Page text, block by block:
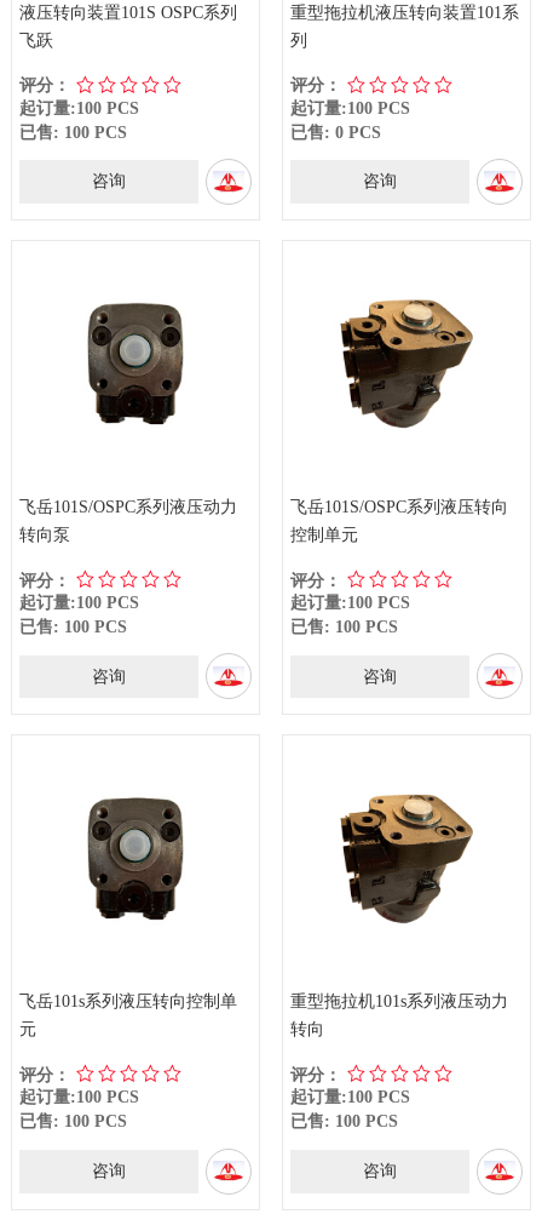
液压转向装置101S OSPC系列
飞跃
评分：
起订量:100 PCS
已售: 100 PCS
咨询
重型拖拉机液压转向装置101系
列
评分：
起订量:100 PCS
已售: 0 PCS
咨询
飞岳101S/OSPC系列液压动力
转向泵
评分：
起订量:100 PCS
已售: 100 PCS
咨询
飞岳101S/OSPC系列液压转向
控制单元
评分：
起订量:100 PCS
已售: 100 PCS
咨询
飞岳101s系列液压转向控制单
元
评分：
起订量:100 PCS
已售: 100 PCS
咨询
重型拖拉机101s系列液压动力
转向
评分：
起订量:100 PCS
已售: 100 PCS
咨询